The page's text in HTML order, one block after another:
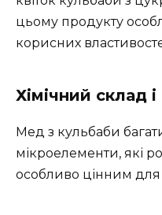
цьому продукту
корисних
Хімічний склад
Мед з кульбаби
мікроелементи, які
особливо цінним для